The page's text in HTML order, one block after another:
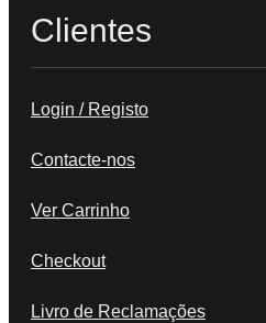
Clientes
Login / Registo
Contacte-nos
Ver Carrinho
Checkout
Livro de Reclamações